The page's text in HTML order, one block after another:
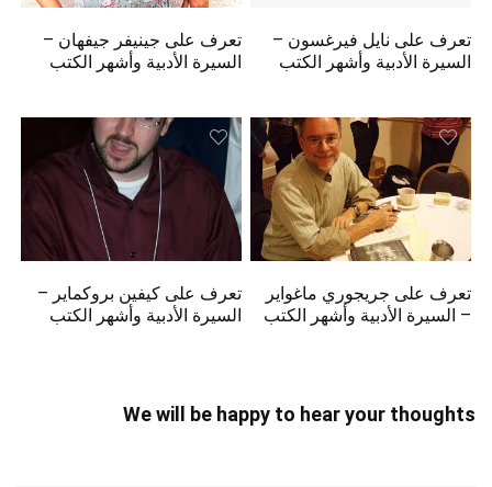
تعرف على نايل فيرغسون –
السيرة الأدبية وأشهر الكتب
تعرف على جينيفر جيفهان –
السيرة الأدبية وأشهر الكتب
تعرف على جريجوري ماغواير
– السيرة الأدبية وأشهر الكتب
تعرف على كيفين بروكماير –
السيرة الأدبية وأشهر الكتب
We will be happy to hear your thoughts